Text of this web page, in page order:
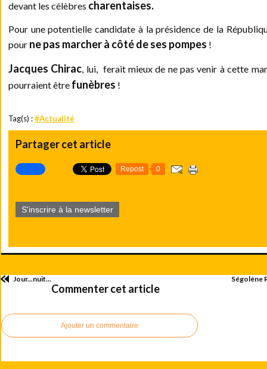
devant les célèbres charentaises.
Pour une potentielle candidate à la présidence de la
pour ne pas marcher à côté de ses pompes !
Jacques Chirac, lui, ferait mieux de ne pas venir à cette
pourraient être funèbres !
Tag(s) :#Actualité
Partager cet article
Repost 0
S'inscrire à la newsletter
Jour...nuit... Ségolène
Commenter cet article
Ajouter un commentaire